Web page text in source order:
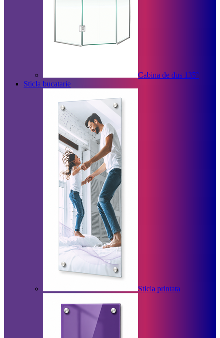
Cabina de dus 135°
Sticla bucatarie
Sticla printata